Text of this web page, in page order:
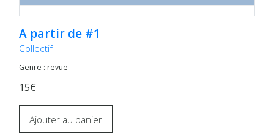
A partir de #1
Collectif
Genre : revue
15€
Ajouter au panier